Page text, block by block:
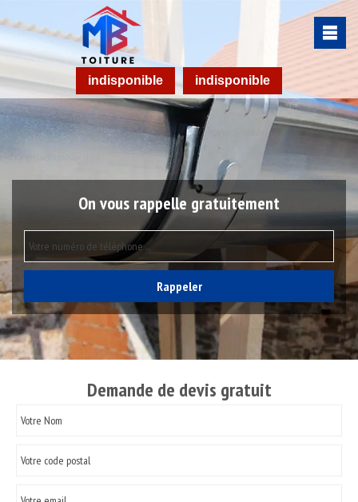
indisponible indisponible
On vous rappelle gratuitement
Demande de devis gratuit